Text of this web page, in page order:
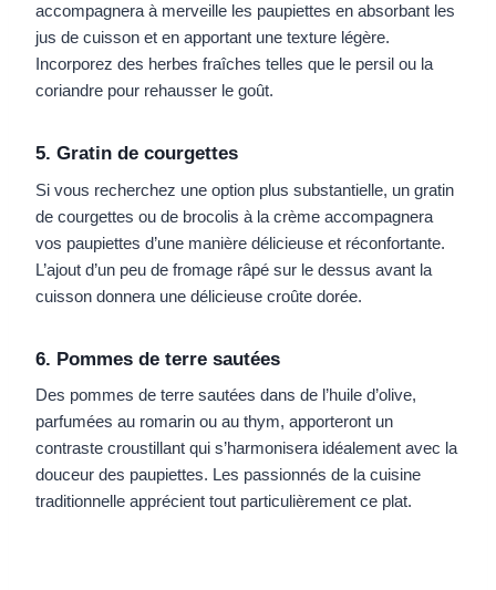
accompagnera à merveille les paupiettes en absorbant les
jus de cuisson et en apportant une texture légère.
Incorporez des herbes fraîches telles que le persil ou la
coriandre pour rehausser le goût.
5. Gratin de courgettes
Si vous recherchez une option plus substantielle, un gratin
de courgettes ou de brocolis à la crème accompagnera
vos paupiettes d’une manière délicieuse et réconfortante.
L’ajout d’un peu de fromage râpé sur le dessus avant la
cuisson donnera une délicieuse croûte dorée.
6. Pommes de terre sautées
Des pommes de terre sautées dans de l’huile d’olive,
parfumées au romarin ou au thym, apporteront un
contraste croustillant qui s’harmonisera idéalement avec la
douceur des paupiettes. Les passionnés de la cuisine
traditionnelle apprécient tout particulièrement ce plat.